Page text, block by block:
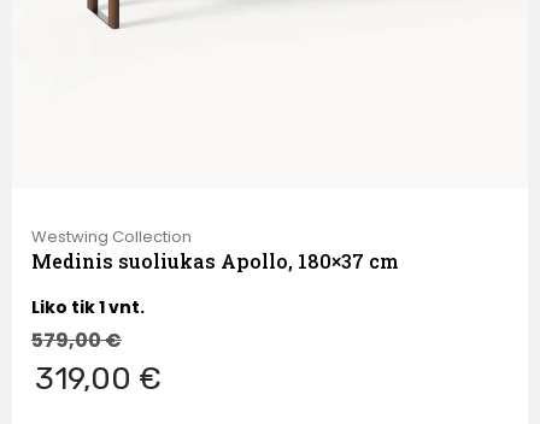
Westwing Collection
Medinis suoliukas Apollo, 180×37 cm
Liko tik 1 vnt.
579,00€
319,00 €